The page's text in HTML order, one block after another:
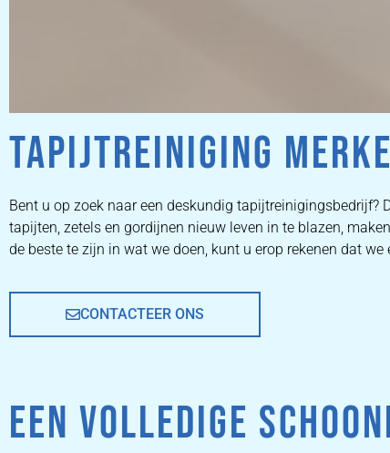
ZETEL
REINIGEN
ZETEL REINIGEN DOOR
PRIJZEN
TAPIJTREINIGING
Bent u op zoek naar een deskundig tapijtreinigingsbedrijf?
tapijten, zetels en gordijnen nieuw leven in te blazen,
de beste te zijn in wat we doen, kunt u erop rekenen dat we
CONTACTEER ONS
EEN VOLLEDIGE